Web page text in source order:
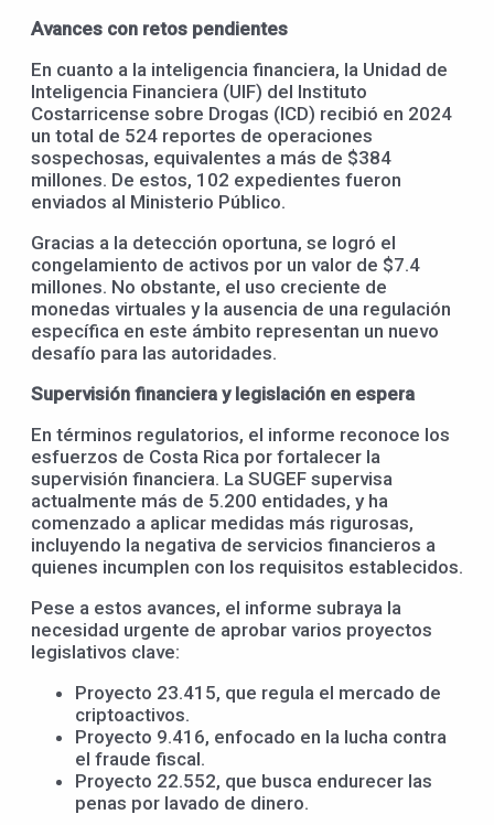
Avances con retos pendientes
En cuanto a la inteligencia financiera, la Unidad de
Inteligencia Financiera (UIF) del Instituto
Costarricense sobre Drogas (ICD) recibió en 2024
un total de 524 reportes de operaciones
sospechosas, equivalentes a más de $384
millones. De estos, 102 expedientes fueron
enviados al Ministerio Público.
Gracias a la detección oportuna, se logró el
congelamiento de activos por un valor de $7.4
millones. No obstante, el uso creciente de
monedas virtuales y la ausencia de una regulación
específica en este ámbito representan un nuevo
desafío para las autoridades.
Supervisión financiera y legislación en espera
En términos regulatorios, el informe reconoce los
esfuerzos de Costa Rica por fortalecer la
supervisión financiera. La SUGEF supervisa
actualmente más de 5.200 entidades, y ha
comenzado a aplicar medidas más rigurosas,
incluyendo la negativa de servicios financieros a
quienes incumplen con los requisitos establecidos.
Pese a estos avances, el informe subraya la
necesidad urgente de aprobar varios proyectos
legislativos clave:
Proyecto 23.415, que regula el mercado de
criptoactivos.
Proyecto 9.416, enfocado en la lucha contra
el fraude fiscal.
Proyecto 22.552, que busca endurecer las
penas por lavado de dinero.